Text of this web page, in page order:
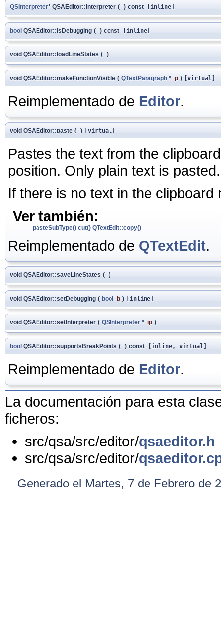
QSInterpreter* QSAEditor::interpreter ( ) const [inline]
bool QSAEditor::isDebugging ( ) const [inline]
void QSAEditor::loadLineStates ( )
void QSAEditor::makeFunctionVisible ( QTextParagraph * p ) [virtual]
Reimplementado de Editor.
void QSAEditor::paste ( ) [virtual]
Pastes the text from the
position. Only plain text is pasted.
If there is no text in the clipboard
Ver también:
pasteSubType() cut() QTextEdit::copy()
Reimplementado de QTextEdit.
void QSAEditor::saveLineStates ( )
void QSAEditor::setDebugging ( bool b ) [inline]
void QSAEditor::setInterpreter ( QSInterpreter * ip )
bool QSAEditor::supportsBreakPoints ( ) const [inline, virtual]
Reimplementado de Editor.
La documentación para esta
ficheros:
src/qsa/src/editor/qsaeditor.h
src/qsa/src/editor/
Generado el Martes, 7 de Febrero de